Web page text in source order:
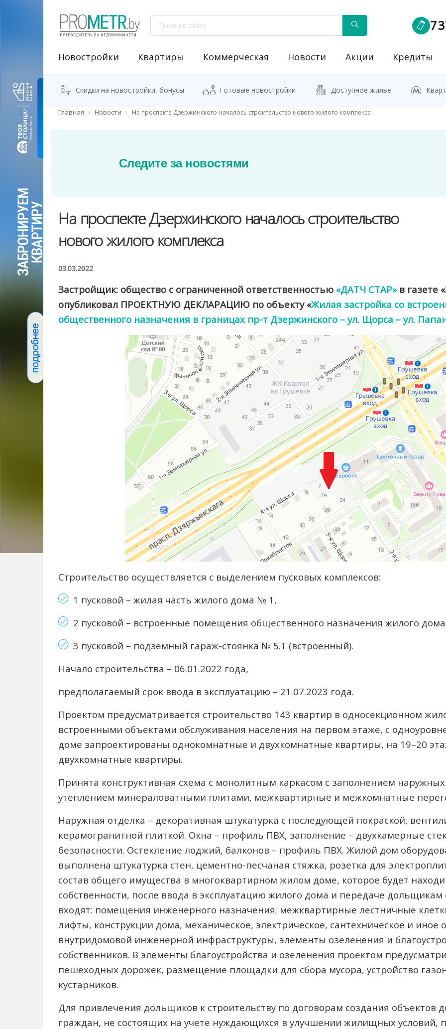
Новостройки Квартиры Коммерческая Новости Акции Кредиты
Скидки на новостройки, бонусы Готовые новостройки Доступное жильё
Главная Новости На проспекте Дзержинского началось строительство нового жилого комплекса
Следите за новостями
На проспекте Дзержинского началось строительство
нового жилого комплекса
03.03.2022
Застройщик: общество с ограниченной ответственностью «ДАТЧ СТАР»в газете
опубликовал ПРОЕКТНУЮ ДЕКЛАРАЦИЮ по объекту «Жилая застройка со
общественного назначения в границах пр-т Дзержинского – ул. Щорса – ул.
Строительство осуществляется с выделением пусковых комплексов:
1 пусковой – жилая часть жилого дома № 1,
2 пусковой – встроенные помещения общественного назначения жилого
3 пусковой – подземный гараж-стоянка № 5.1 (встроенный).
Начало строительства – 06.01.2022 года,
предполагаемый срок ввода в эксплуатацию – 21.07.2023 года.
Проектом предусматривается строительство 143 квартир в односекционном
встроенными объектами обслуживания населения на первом этаже, с
доме запроектированы однокомнатные и двухкомнатные квартиры, на 19–20
двухкомнатные квартиры.
Принята конструктивная схема с монолитным каркасом с заполнением
утеплением минераловатными плитами, межквартирные и межкомнатные
Наружная отделка – декоративная штукатурка с последующей покраской,
керамогранитной плиткой. Окна – профиль ПВХ, заполнение – двухкамерные
безопасности. Остекление лоджий, балконов – профиль ПВХ. Жилой дом
выполнена штукатурка стен, цементно-песчаная стяжка, розетка для
состав общего имущества в многоквартирном жилом доме, которое будет
собственности, после ввода в эксплуатацию жилого дома и передаче дольщикам
входят: помещения инженерного назначения; межквартирные лестничные
лифты, конструкции дома, механическое, электрическое, сантехническое и
внутридомовой инженерной инфраструктуры, элементы озеленения и
собственников. В элементы благоустройства и озеленения проектом
пешеходных дорожек, размещение площадки для сбора мусора, устройство
кустарников.
Для привлечения дольщиков к строительству по договорам создания объектов
граждан, не состоящих на учете нуждающихся в улучшении жилищных условий,